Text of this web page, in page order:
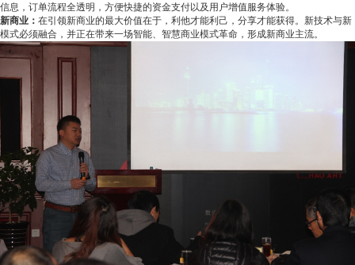
信息，订单流程全透明，方便快捷的资金支付以及用户增值服务体验。
新商业： 在引领新商业的最大价值在于，利他才能利己，分享才能获得。新技术与新
模式必须融合，并正在带来一场智能、智慧商业模式革命，形成新商业主流。